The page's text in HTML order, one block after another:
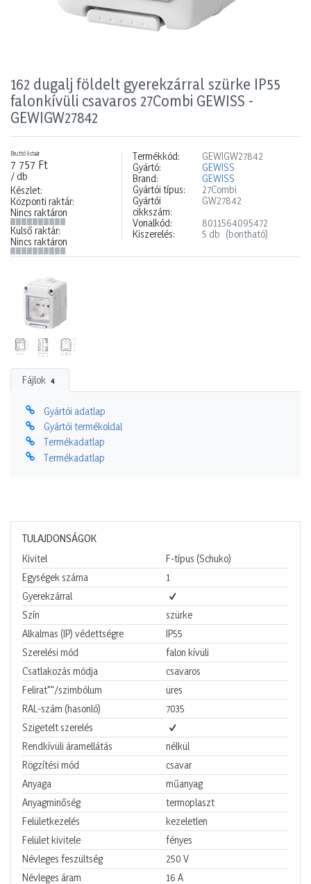
162 dugalj földelt gyerekzárral szürke IP55
falonkívüli csavaros 27Combi GEWISS -
GEWIGW27842
Bruttó listaár
7 757 Ft
/ db
Készlet:
Központi raktár:
Nincs raktáron
Külső raktár:
Nincs raktáron
Termékkód:
GEWIGW27842
Gyártó:
GEWISS
Brand:
GEWISS
Gyártói típus:
27Combi
Gyártói
cikkszám:
GW27842
Vonalkód:
8011564095472
Kiszerelés:
5 db (bontható)
Fájlok 4
Gyártói adatlap
Gyártói termékoldal
Termékadatlap
Termékadatlap
TULAJDONSÁGOK
Kivitel
F-típus (Schuko)
Egységek száma
1
Gyerekzárral
Szín
szürke
Alkalmas (IP) védettségre
IP55
Szerelési mód
falon kívüli
Csatlakozás módja
csavaros
Felirat""/szimbólum
üres
RAL-szám (hasonló)
7035
Szigetelt szerelés
Rendkívüli áramellátás
nélkül
Rögzítési mód
csavar
Anyaga
műanyag
Anyagminőség
termoplaszt
Felületkezelés
kezeletlen
Felület kivitele
fényes
Névleges feszültség
250 V
Névleges áram
16 A